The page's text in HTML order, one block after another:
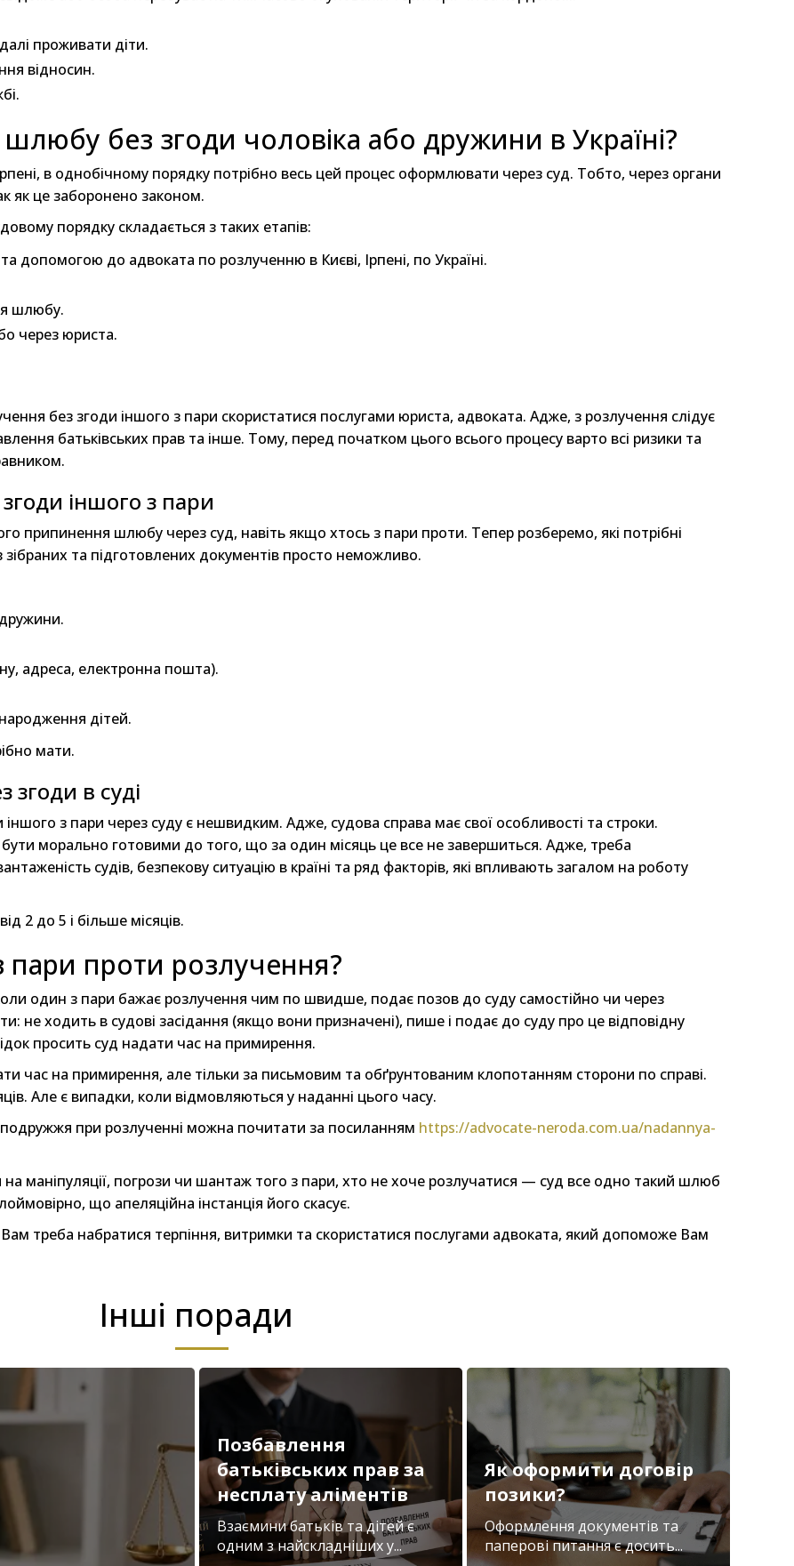
проживати діти.
відносин.
без згоди чоловіка або дружини в Україні?
в однобічному порядку потрібно весь цей процес оформлювати через суд. Тобто, через органи
як це заборонено законом.
порядку складається з таких етапів:
допомогою до адвоката по розлученню в Києві, Ірпені, по Україні.
шлюбу.
через юриста.
без згоди іншого з пари скористатися послугами юриста, адвоката. Адже, з розлучення слідує
батьківських прав та інше. Тому, перед початком цього всього процесу варто всі ризики та
іншого з пари
припинення шлюбу через суд, навіть якщо хтось з пари проти. Тепер розберемо, які потрібні
та підготовлених документів просто неможливо.
адреса, електронна пошта).
дітей.
мати.
згоди в суді
з пари через суду є нешвидким. Адже, судова справа має свої особливості та строки.
морально готовими до того, що за один місяць це все не завершиться. Адже, треба
судів, безпекову ситуацію в країні та ряд факторів, які впливають загалом на роботу
2 до 5 і більше місяців.
проти розлучення?
один з пари бажає розлучення чим по швидше, подає позов до суду самостійно чи через
не ходить в судові засідання (якщо вони призначені), пише і подає до суду про це відповідну
просить суд надати час на примирення.
час на примирення, але тільки за письмовим та обґрунтованим клопотанням сторони по справі.
Але є випадки, коли відмовляються у наданні цього часу.
при розлученні можна почитати за посиланням https://advocate-neroda.com.ua/nadannya-
маніпуляції, погрози чи шантаж того з пари, хто не хоче розлучатися — суд все одно такий шлюб
що апеляційна інстанція його скасує.
треба набратися терпіння, витримки та скористатися послугами адвоката, який допоможе Вам
Інші поради
Позбавлення
батьківських прав за
несплату аліментів
Взаємини батьків та дітей є
одним з найскладніших у...
Як оформити договір
позики?
Оформлення документів та
паперові питання є досить...